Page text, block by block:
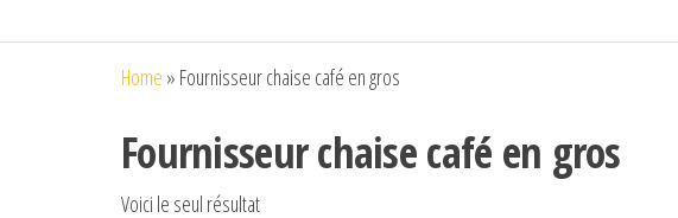
Home » Fournisseur chaise café en gros
Fournisseur chaise café en gros
Voici le seul résultat